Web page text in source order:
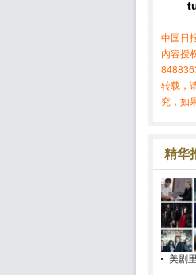
中国日
内容授
转载，
究，如
精华
美剧